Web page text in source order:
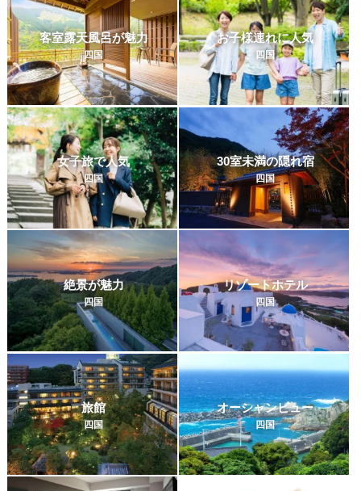
客室露天風呂が魅力
四国
お子様連れに人気
四国
女子旅で人気
四国
30室未満の隠れ宿
四国
絶景が魅力
四国
リゾートホテル
四国
旅館
四国
オーシャンビュー
四国